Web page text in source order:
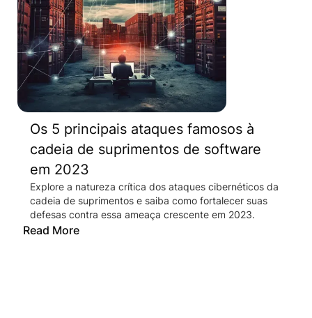
Os 5 principais ataques famosos à
cadeia de suprimentos de software
em 2023
Explore a natureza crítica dos ataques cibernéticos da
cadeia de suprimentos e saiba como fortalecer suas
defesas contra essa ameaça crescente em 2023.
Read More